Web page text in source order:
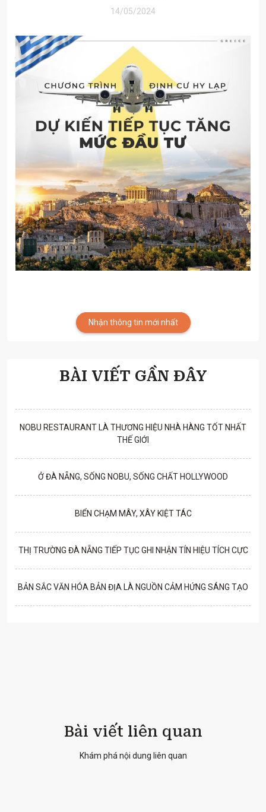
14/05/2024
Nhận thông tin mới nhất
BÀI VIẾT GẦN ĐÂY
NOBU RESTAURANT LÀ THƯƠNG HIỆU NHÀ HÀNG TỐT NHẤT
THẾ GIỚI
Ở ĐÀ NẴNG, SỐNG NOBU, SỐNG CHẤT HOLLYWOOD
BIỂN CHẠM MÂY, XÂY KIỆT TÁC
THỊ TRƯỜNG ĐÀ NẴNG TIẾP TỤC GHI NHẬN TÍN HIỆU TÍCH CỰC
BẢN SẮC VĂN HÓA BẢN ĐỊA LÀ NGUỒN CẢM HỨNG SÁNG TẠO
Bài viết liên quan
Khám phá nội dung liên quan